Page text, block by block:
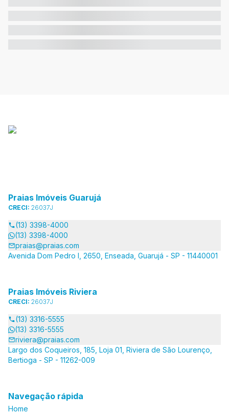
Praias Imóveis Guarujá
CRECI: 26037J
(13) 3398-4000
(13) 3398-4000
praias@praias.com
Avenida Dom Pedro I, 2650, Enseada, Guarujá - SP - 11440001
Praias Imóveis Riviera
CRECI: 26037J
(13) 3316-5555
(13) 3316-5555
riviera@praias.com
Largo dos Coqueiros, 185, Loja 01, Riviera de São Lourenço,
Bertioga - SP - 11262-009
Navegação rápida
Home